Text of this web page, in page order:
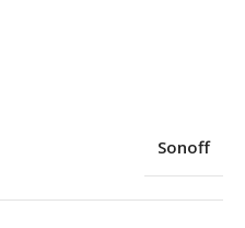
Sonoff